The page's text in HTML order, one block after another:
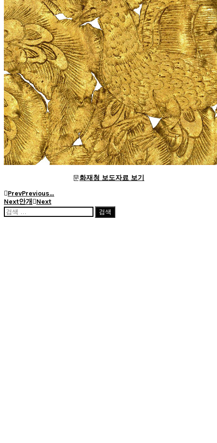
문화재청 보도자료 보기
PrevPrevious…
Next안개
Next
검
색: